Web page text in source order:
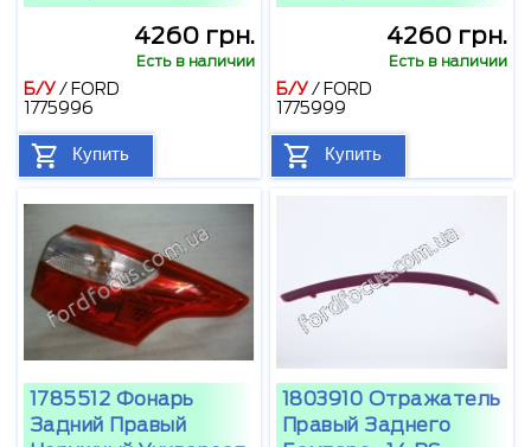
4260 грн.
Есть в наличии
Б/У/ FORD
1775996
Купить
4260 грн.
Есть в наличии
Б/У/ FORD
1775999
Купить
1785512 Фонарь
Задний Правый
1803910 Отражатель
Правый Заднего